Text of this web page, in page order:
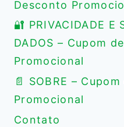
Desconto
🔐 PRIVACIDADE E
DADOS – Cupom
Promocional
📄 SOBRE –
Promocional
Contato